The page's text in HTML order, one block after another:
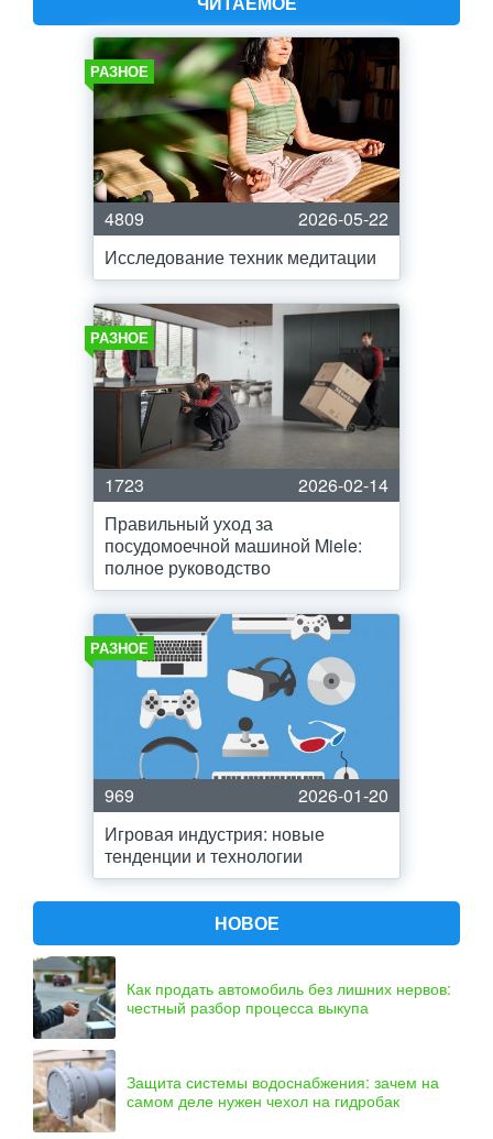
РАЗНОЕ
4809
2026-05-22
Исследование техник медитации
РАЗНОЕ
1723
2026-02-14
Правильный уход за
посудомоечной машиной Miele:
полное руководство
РАЗНОЕ
969
2026-01-20
Игровая индустрия: новые
тенденции и технологии
НОВОЕ
Как продать автомобиль без лишних нервов:
честный разбор процесса выкупа
Защита системы водоснабжения: зачем на
самом деле нужен чехол на гидробак